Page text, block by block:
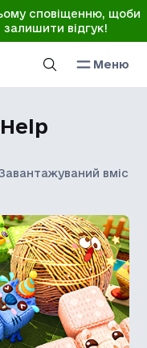
сповіщенню, щоби
відгук!
Меню
вміст